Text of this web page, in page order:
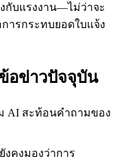
กับแรงงาน—ไม่ว่าจะ
ารกระทบยอดใบแจ้ง
อข่าวปัจจุบัน
AI สะท้อนคำถามของ
งคงมองว่าการ